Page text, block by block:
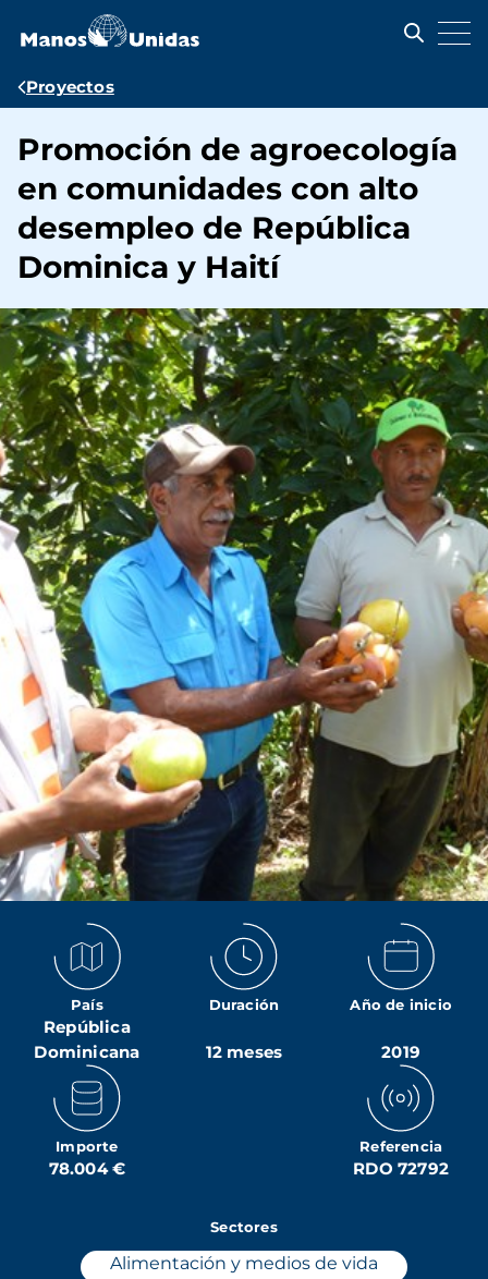
contenido
Ruta
navegación
Proyectos
Promoción de agroecología
en comunidades con alto
desempleo de República
Dominica y Haití
País
República
Dominicana
Duración
12 meses
Año de inicio
2019
Importe
78.004 €
Referencia
RDO 72792
Sectores
Alimentación y medios de vida